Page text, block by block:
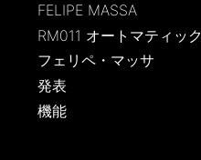
FELIPE MASSA
RM011 オートマティッ
フェリペ・マッサ
発表
機能